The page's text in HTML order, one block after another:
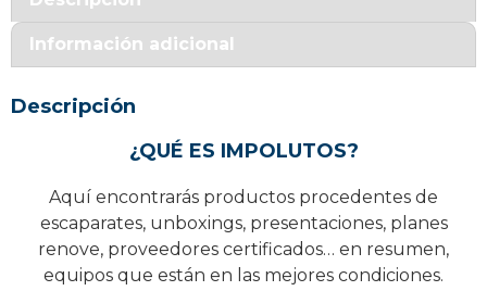
Información adicional
Descripción
¿QUÉ ES IMPOLUTOS?
Aquí encontrarás productos procedentes de
escaparates, unboxings, presentaciones, planes
renove, proveedores certificados… en resumen,
equipos que están en las mejores condiciones.